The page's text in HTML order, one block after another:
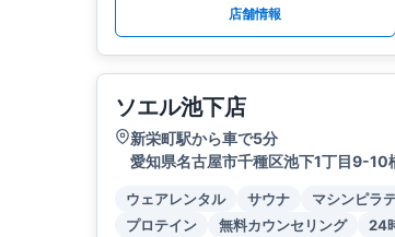
店舗情報
ソエル池下店
新栄町駅から車で5分
愛知県名古屋市千種区池下1丁目9-10
ウェアレンタル サウナ マシンピラ
プロテイン
無料カウンセリング 24